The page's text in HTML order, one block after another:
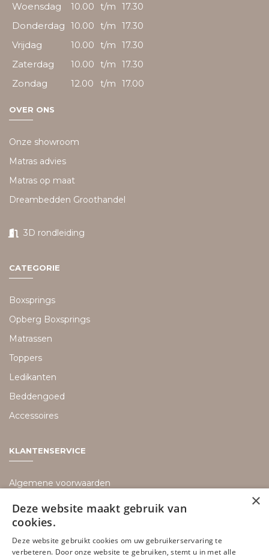
Woensdag
10.00 t/m 17.30
Donderdag 10.00 t/m 17.30
Vrijdag
10.00 t/m 17.30
Zaterdag
10.00 t/m 17.30
Zondag
12.00 t/m 17.00
OVER ONS
Onze showroom
Matras advies
Matras op maat
Dreambedden Groothandel
3D rondleiding
CATEGORIE
Boxsprings
Opberg Boxsprings
Matrassen
Toppers
Ledikanten
Beddengoed
Accessoires
KLANTENSERVICE
Algemene voorwaarden
Bezorging informatie
Retouren
Disclaimer
×
Deze website maakt gebruik van
cookies.
Deze website gebruikt cookies om uw gebruikerservaring te
verbeteren. Door onze website te gebruiken, stemt u in met alle